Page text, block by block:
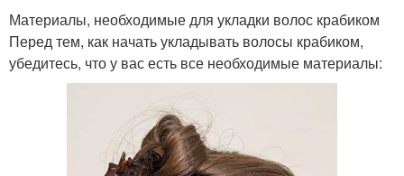
Материалы, необходимые для укладки волос крабиком
Перед тем, как начать укладывать волосы крабиком,
убедитесь, что у вас есть все необходимые материалы: